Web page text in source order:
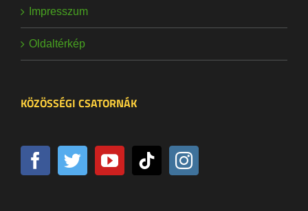
Impresszum
Oldaltérkép
KÖZÖSSÉGI CSATORNÁK